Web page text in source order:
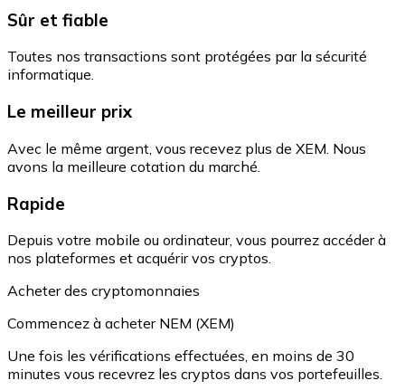
Sûr et fiable
Toutes nos transactions sont protégées par la sécurité
informatique.
Le meilleur prix
Avec le même argent, vous recevez plus de XEM. Nous
avons la meilleure cotation du marché.
Rapide
Depuis votre mobile ou ordinateur, vous pourrez accéder à
nos plateformes et acquérir vos cryptos.
Acheter des cryptomonnaies
Commencez à acheter NEM (XEM)
Une fois les vérifications effectuées, en moins de 30
minutes vous recevrez les cryptos dans vos portefeuilles.